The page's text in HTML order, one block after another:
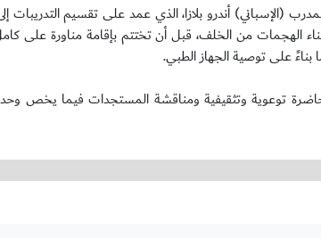
(الإسباني) أندرو بلازا، الذي عمد على تقسيم التدريبات
بناء الهجمات من الخلف، قبل أن تختتم بإقامة مناورة على
بناءً على توصية الجهاز الطبي.
توعوية وتثقيفية ومناقشة المستجدات فيما يخص